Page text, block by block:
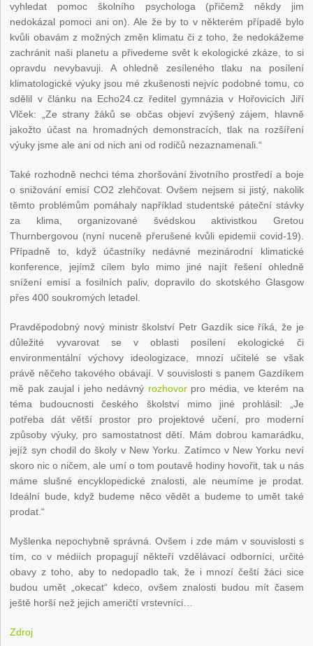
vyhledat pomoc školního psychologa (přičemž někdy jim
nedokázal pomoci ani on). Ale že by to v některém případě bylo
kvůli obavám z možných změn klimatu či z toho, že nedokážeme
zachránit naši planetu a přivedeme svět k ekologické zkáze, to si
opravdu nevybavuji. A ohledně zesíleného tlaku na posílení
klimatologické výuky jsou mé zkušenosti nejvíc podobné tomu, co
sdělil v článku na Echo24.cz ředitel gymnázia v Hořovicích Jiří
Vlček: „Ze strany žáků se občas objeví zvýšený zájem, hlavně
jakožto účast na hromadných demonstracích, tlak na rozšíření
výuky jsme ale ani od nich ani od rodičů nezaznamenali.“
Také rozhodně nechci téma zhoršování životního prostředí a boje
o snižování emisí CO2 zlehčovat. Ovšem nejsem si jistý, nakolik
těmto problémům pomáhaly například studentské páteční stávky
za klima, organizované švédskou aktivistkou Gretou
Thurnbergovou (nyní nuceně přerušené kvůli epidemii covid-19).
Případně to, když účastníky nedávné mezinárodní klimatické
konference, jejímž cílem bylo mimo jiné najít řešení ohledně
snížení emisí a fosilních paliv, dopravilo do skotského Glasgow
přes 400 soukromých letadel.
Pravděpodobný nový ministr školství Petr Gazdík sice říká, že je
důležité vyvarovat se v oblasti posílení ekologické či
environmentální výchovy ideologizace, mnozí učitelé se však
právě něčeho takového obávají. V souvislosti s panem Gazdíkem
mě pak zaujal i jeho nedávný rozhovorpro média, ve kterém na
téma budoucnosti českého školství mimo jiné prohlásil: „Je
potřeba dát větší prostor pro projektové učení, pro moderní
způsoby výuky, pro samostatnost dětí. Mám dobrou kamarádku,
jejíž syn chodil do školy v New Yorku. Zatímco v New Yorku neví
skoro nic o ničem, ale umí o tom poutavě hodiny hovořit, tak u nás
máme slušné encyklopedické znalosti, ale neumíme je prodat.
Ideální bude, když budeme něco vědět a budeme to umět také
prodat.“
Myšlenka nepochybně správná. Ovšem i zde mám v souvislosti s
tím, co v médiích propagují někteří vzdělávací odborníci, určité
obavy z toho, aby to nedopadlo tak, že i mnozí čeští žáci sice
budou umět „okecat“ kdeco, ovšem znalosti budou mít časem
ještě horší než jejich američtí vrstevníci…
Zdroj